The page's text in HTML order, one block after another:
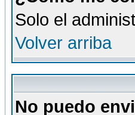
Solo el
Volver arriba
No puedo